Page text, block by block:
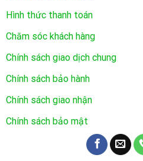
Hình thức thanh toán
Chăm sóc khách hàng
Chính sách giao dịch chung
Chính sách bảo hành
Chính sách giao nhận
Chính sách bảo mật